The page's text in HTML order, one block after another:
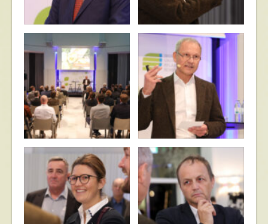
© Katharina Schiffl © Katharina Schiffl
© Katharina Schiffl © Katharina Schiffl